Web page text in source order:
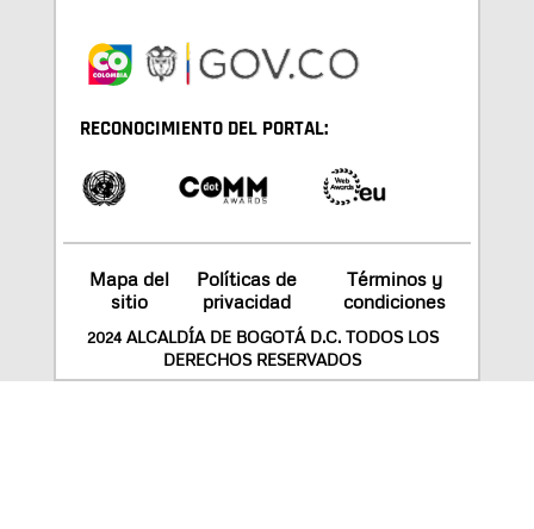
RECONOCIMIENTO DEL PORTAL:
Mapa del
sitio
Políticas de
privacidad
Términos y
condiciones
2024 ALCALDÍA DE BOGOTÁ D.C. TODOS LOS
DERECHOS RESERVADOS